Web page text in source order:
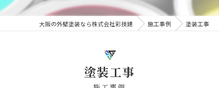
大阪の外壁塗装なら株式会社彩技建 施工事例 塗装工事
塗装工事